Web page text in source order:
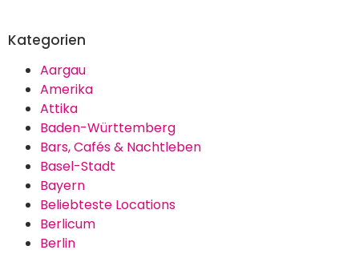
Kategorien
Aargau
Amerika
Attika
Baden-Württemberg
Bars, Cafés & Nachtleben
Basel-Stadt
Bayern
Beliebteste Locations
Berlicum
Berlin